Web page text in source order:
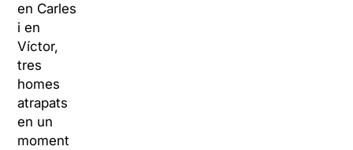
en Carles
i en
Víctor,
tres
homes
atrapats
en un
moment